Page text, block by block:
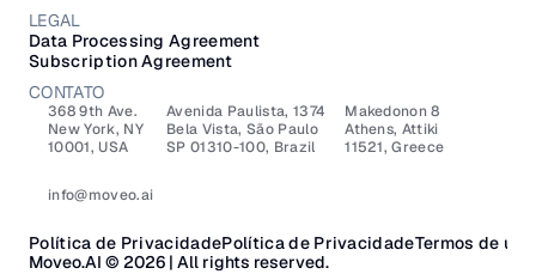
LEGAL
Data Processing Agreement
Subscription Agreement
CONTATO
Makedonon 8
Athens, Attiki
11521, Greece
368 9th Ave.
New York, NY
10001, USA
info@moveo.ai
Avenida Paulista, 1374
Bela Vista, São Paulo
SP 01310-100, Brazil
Política de Privacidade Termos de uso
Política de Privacidade
Moveo.AI © 2026 | All rights reserved.​